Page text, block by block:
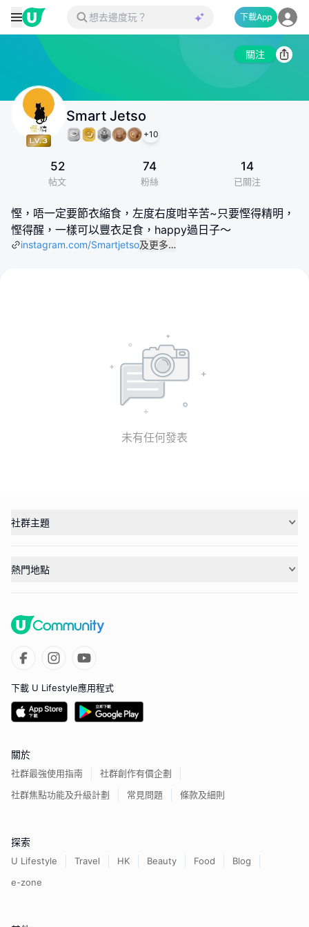
下載App
關注
Smart Jetso
+10
52
帖文
74
粉絲
14
已關注
慳，唔一定要節衣縮食，左度右度咁辛苦~只要慳得精明，
慳得醒，一樣可以豐衣足食，happy過日子～
instagram.com/Smartjetso及更多…
未有任何發表
社群主題
熱門地點
下載 U Lifestyle應用程式
關於
社群最強使用指南
社群創作有價企劃
社群焦點功能及升級計劃
常見問題 條款及細則
探索
U Lifestyle Travel HK Beauty Food
Blog
e-zone